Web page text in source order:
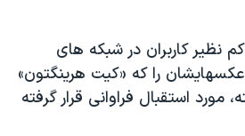
کم نظیر کاربران در شبکه های
را که «کیت هرینگتون»
مورد استقبال فراوانی قرار گرفته